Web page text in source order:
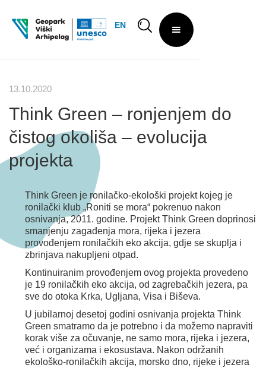
EN
13.10.2020
Think Green – ronjenjem do
čistog okoliša – evolucija
projekta
Think Green je ronilačko-ekološki projekt kojeg je
ronilački klub „Roniti se mora“ pokrenuo nakon
osnivanja, 2011. godine. Projekt Think Green doprinosi
smanjenju zagađenja mora, rijeka i jezera
provođenjem ronilačkih eko akcija, gdje se skuplja i
zbrinjava nakupljeni otpad.
Kontinuiranim provođenjem ovog projekta provedeno
je 19 ronilačkih eko akcija, od zagrebačkih jezera, pa
sve do otoka Krka, Ugljana, Visa i Biševa.
U jubilarnoj desetoj godini osnivanja projekta Think
Green smatramo da je potrebno i da možemo napraviti
korak više za očuvanje, ne samo mora, rijeka i jezera,
već i organizama i ekosustava. Nakon održanih
ekološko-ronilačkih akcija, morsko dno, rijeke i jezera